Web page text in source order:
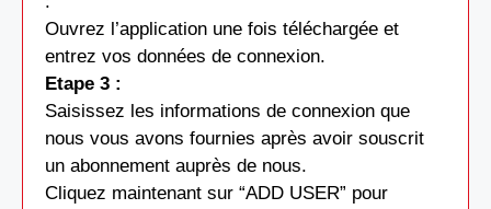
Ouvrez l’application une fois téléchargée et
entrez vos données de connexion.
Etape 3 :
Saisissez les informations de connexion que
nous vous avons fournies après avoir souscrit
un abonnement auprès de nous.
Cliquez maintenant sur “ADD USER” pour